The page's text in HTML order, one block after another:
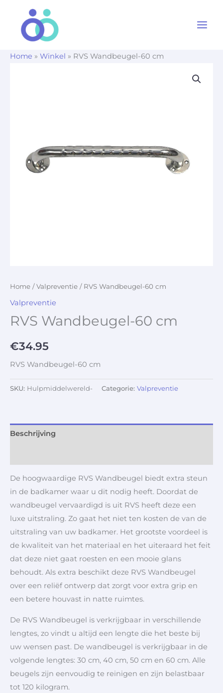
Home » Winkel » RVS Wandbeugel-60 cm
Home /Valpreventie / RVS Wandbeugel-60 cm
Valpreventie
RVS Wandbeugel-60 cm
€34.95
RVS Wandbeugel-60 cm
SKU: Hulpmiddelwereld- Categorie: Valpreventie
Beschrijving
De hoogwaardige RVS Wandbeugel biedt extra steun
in de badkamer waar u dit nodig heeft. Doordat de
wandbeugel vervaardigd is uit RVS heeft deze een
luxe uitstraling. Zo gaat het niet ten kosten de van de
uitstraling van uw badkamer. Het grootste voordeel is
de kwaliteit van het materiaal en het uiteraard het feit
dat deze niet gaat roesten en een mooie glans
behoudt. Als extra beschikt deze RVS Wandbeugel
over een reliëf ontwerp dat zorgt voor extra grip en
een betere houvast in natte ruimtes.
De RVS Wandbeugel is verkrijgbaar in verschillende
lengtes, zo vindt u altijd een lengte die het beste bij
uw wensen past. De wandbeugel is verkrijgbaar in de
volgende lengtes: 30 cm, 40 cm, 50 cm en 60 cm. Alle
beugels zijn eenvoudig te reinigen en zijn belastbaar
tot 120 kilogram.